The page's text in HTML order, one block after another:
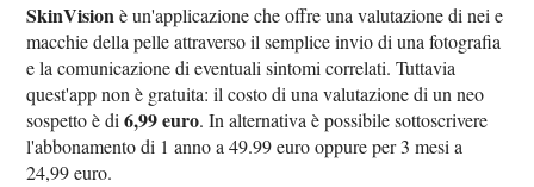
SkinVisionè un'applicazione che offre una valutazione di nei e
macchie della pelle attraverso il semplice invio di una fotografia
e la comunicazione di eventuali sintomi correlati. Tuttavia
quest'app non è gratuita: il costo di una valutazione di un neo
sospetto è di6,99 euro. In alternativa è possibile sottoscrivere
l'abbonamento di 1 anno a 49.99 euro oppure per 3 mesi a
24,99 euro.